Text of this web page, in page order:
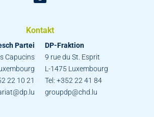
Kontakt
Partei
Capucins
22 10 21
DP-Fraktion
9 rue du St. Esprit
L-1475 Luxembourg
Tel: +352 22 41 84
groupdp@chd.lu